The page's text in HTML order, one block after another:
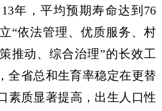
年，平均预期寿命达到76
“依法管理、优质服务、村
推动、综合治理”的长效工
全省总和生育率稳定在更替
素质显著提高，出生人口性